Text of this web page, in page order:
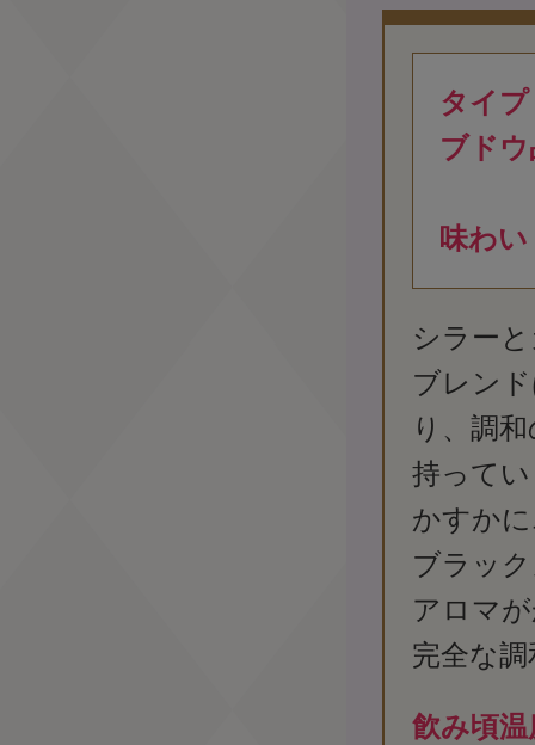
タイプ
ブド
味わい
シラー
ブレン
り、調
持って
かすか
ブラッ
アロマ
完全な
飮み頃温